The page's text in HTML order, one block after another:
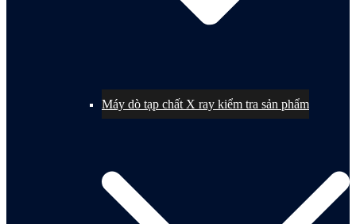
Máy dò tạp chất X ray kiểm tra sản phẩm